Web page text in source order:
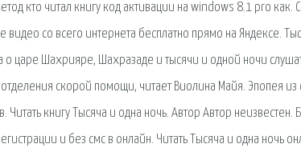
кто читал книгу код активации на windows 8.1 pro как.
со всего интернета бесплатно прямо на Яндексе.
о царе Шахрияре, Шахразаде и тысячи и одной ночи
скорой помощи, читает Виолина Майя. Эпопея из
книгу Тысяча и одна ночь. Автор Автор неизвестен.
и без смс в онлайн. Читать Тысяча и одна ночь